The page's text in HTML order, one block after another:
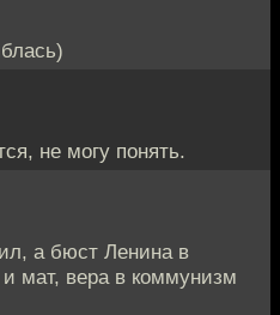
не могу понять.
а бюст Ленина в
мат, вера в коммунизм